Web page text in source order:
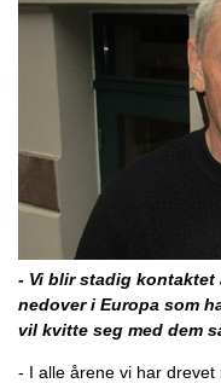
- Vi blir stadig
nedover i Europa som
vil kvitte seg med dem
- I alle årene vi har